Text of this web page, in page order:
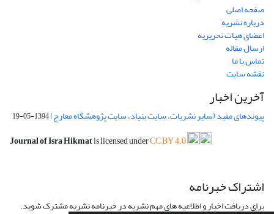
صفحه اصلی
درباره نشریه
اعضای هیات تحریریه
ارسال مقاله
تماس با ما
نقشه سایت
آخرین اخبار
پیوندهای مفید (سایر نشریات، سایت بنیاد، سایت پژوهشگاه معارج)1394-05-19
Journal of Isra Hikmatis licensed underCC BY 4.0
اشتراک خبرنامه
برای دریافت اخبار و اطلاعیه های مهم نشریه در خبرنامه نشریه مشترک شوید.